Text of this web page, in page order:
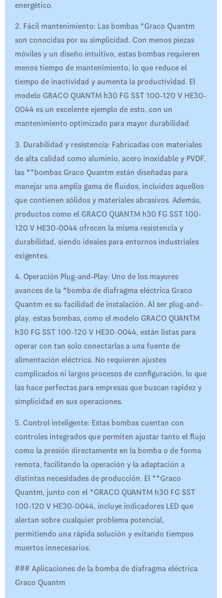
energético.
2. Fácil mantenimiento: Las bombas *Graco Quantm
son conocidas por su simplicidad. Con menos piezas
móviles y un diseño intuitivo, estas bombas requieren
menos tiempo de mantenimiento, lo que reduce el
tiempo de inactividad y aumenta la productividad. El
modelo GRACO QUANTM h30 FG SST 100-120 V HE30-
0044 es un excelente ejemplo de esto, con un
mantenimiento optimizado para mayor durabilidad.
3. Durabilidad y resistencia: Fabricadas con materiales
de alta calidad como aluminio, acero inoxidable y PVDF,
las **bombas Graco Quantm están diseñadas para
manejar una amplia gama de fluidos, incluidos aquellos
que contienen sólidos y materiales abrasivos. Además,
productos como el GRACO QUANTM h30 FG SST 100-
120 V HE30-0044 ofrecen la misma resistencia y
durabilidad, siendo ideales para entornos industriales
exigentes.
4. Operación Plug-and-Play: Uno de los mayores
avances de la *bomba de diafragma eléctrica Graco
Quantm es su facilidad de instalación. Al ser plug-and-
play, estas bombas, como el modelo GRACO QUANTM
h30 FG SST 100-120 V HE30-0044, están listas para
operar con tan solo conectarlas a una fuente de
alimentación eléctrica. No requieren ajustes
complicados ni largos procesos de configuración, lo que
las hace perfectas para empresas que buscan rapidez y
simplicidad en sus operaciones.
5. Control inteligente: Estas bombas cuentan con
controles integrados que permiten ajustar tanto el flujo
como la presión directamente en la bomba o de forma
remota, facilitando la operación y la adaptación a
distintas necesidades de producción. El **Graco
Quantm, junto con el *GRACO QUANTM h30 FG SST
100-120 V HE30-0044, incluye indicadores LED que
alertan sobre cualquier problema potencial,
permitiendo una rápida solución y evitando tiempos
muertos innecesarios.
### Aplicaciones de la bomba de diafragma eléctrica
Graco Quantm